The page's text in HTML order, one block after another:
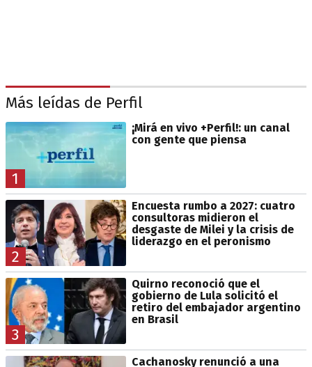
Más leídas de Perfil
1
¡Mirá en vivo +Perfil!: un canal
con gente que piensa
2
Encuesta rumbo a 2027: cuatro
consultoras midieron el
desgaste de Milei y la crisis de
liderazgo en el peronismo
3
Quirno reconoció que el
gobierno de Lula solicitó el
retiro del embajador argentino
en Brasil
Cachanosky renunció a una